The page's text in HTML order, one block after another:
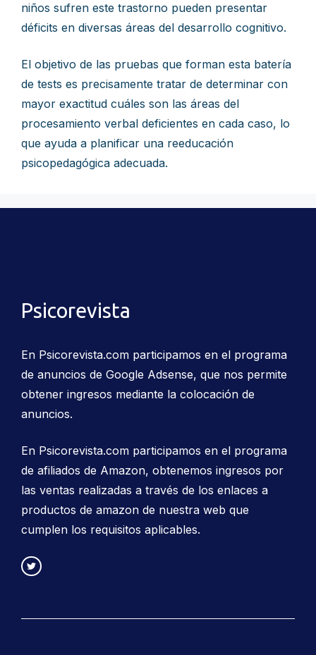
niños sufren este trastorno pueden presentar
déficits en diversas áreas del desarrollo cognitivo.
El objetivo de las pruebas que forman esta batería
de tests es precisamente tratar de determinar con
mayor exactitud cuáles son las áreas del
procesamiento verbal deficientes en cada caso, lo
que ayuda a planificar una reeducación
psicopedagógica adecuada.
Psicorevista
En Psicorevista.com participamos en el programa
de anuncios de Google Adsense, que nos permite
obtener ingresos mediante la colocación de
anuncios.
En Psicorevista.com participamos en el programa
de afiliados de Amazon, obtenemos ingresos por
las ventas realizadas a través de los enlaces a
productos de amazon de nuestra web que
cumplen los requisitos aplicables.